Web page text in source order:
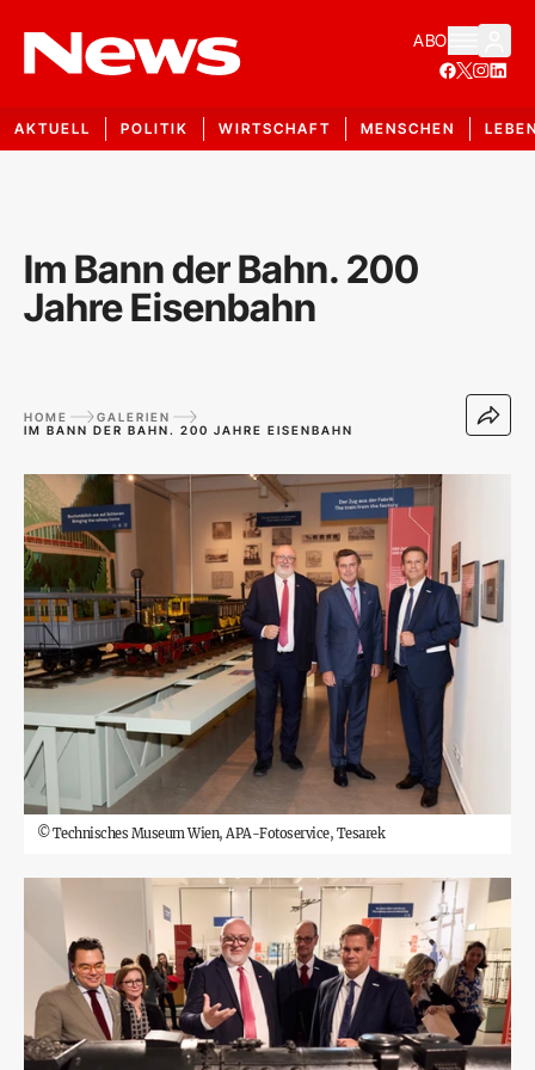
ABO
AKTUELL POLITIK WIRTSCHAFT MENSCHEN
Im Bann der Bahn. 200
Jahre Eisenbahn
HOME
GALERIEN
IM BANN DER BAHN. 200 JAHRE EISENBAHN
©Technisches Museum Wien, APA-Fotoservice, Tesarek